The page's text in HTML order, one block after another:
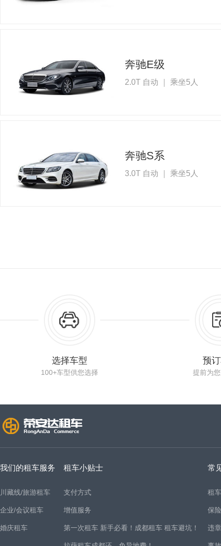
奔驰E级
2.0T 自动 ｜ 乘坐5人
奔驰S系
3.0T 自动 ｜ 乘坐5人
选择车型
100+车型供您选择
预
提前为
我们的租车服务
川藏线/旅游租车
企业/会议租车
婚庆租车
租车小贴士
支付方式
增值服务
第一次租车 新手必看！成都租车 租车避坑！
常
租
保
违